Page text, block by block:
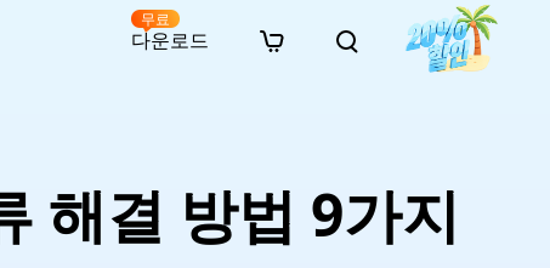
· USB 복구
· 파티션 복구
· 한글 파일 복구
· 오피스 파일 복구
· 사진 복구
· 동영상 복구
라인 사진 복구
라인 문서 복구
· 시네마틱 AI 이미지 프롬프트
· 애니메이션 실사 변환 프롬프트
· 하드 디스크 복사
· 중복 파일 찾기 (Mac)
· C 드라이브 확장
· 디스크 공간 확보 (Win)
· MBR GPT 변환
· Mac 저장 공간 최적화
다운로드
무료
결 방법 9가지